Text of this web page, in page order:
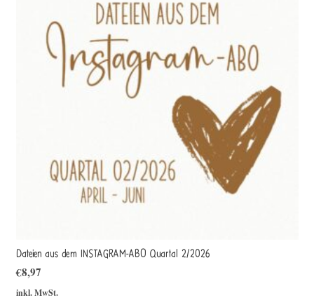
Dateien aus dem INSTAGRAM-ABO Quartal 2/2026
€8,97
inkl. MwSt.